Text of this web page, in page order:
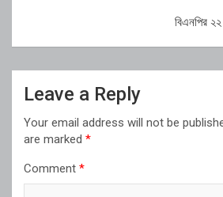
বিএনপির ২২
Leave a Reply
Your email address will not be
are marked *
Comment *